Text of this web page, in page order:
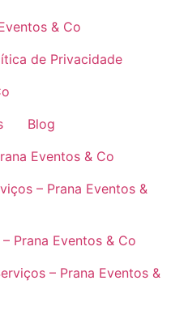
& Co
de Privacidade
Blog
Eventos & Co
– Prana Eventos &
Prana Eventos & Co
– Prana Eventos &